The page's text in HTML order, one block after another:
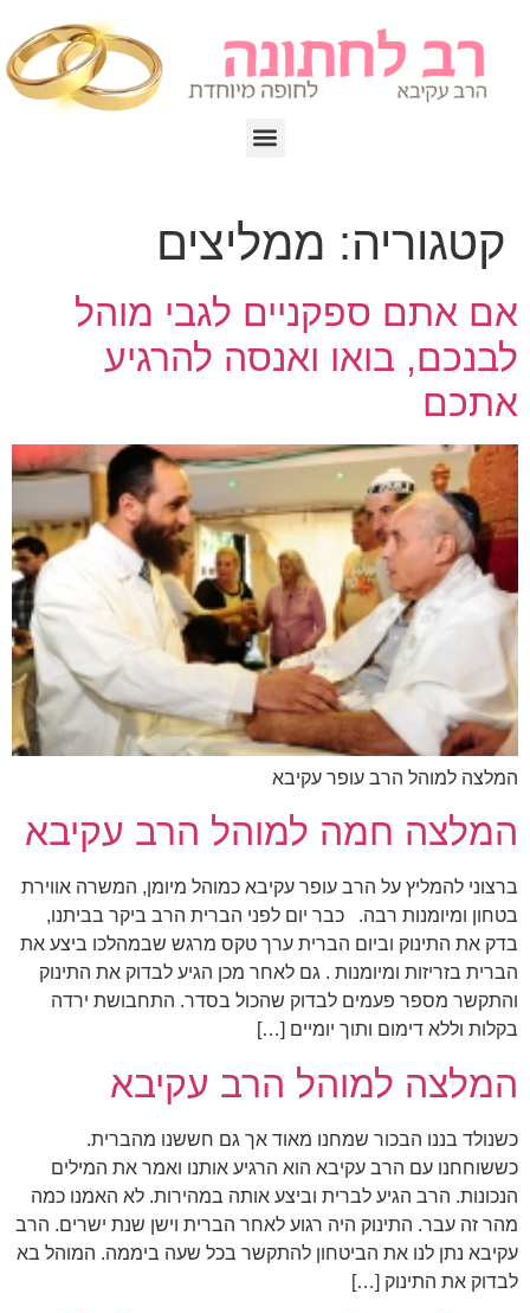
קטגוריה: ממליצים
אם אתם ספקניים לגבי מוהל
לבנכם, בואו ואנסה להרגיע
אתכם
המלצה למוהל הרב עופר עקיבא
המלצה חמה למוהל הרב עקיבא
ברצוני להמליץ על הרב עופר עקיבא כמוהל מיומן, המשרה אווירת
בטחון ומיומנות רבה. כבר יום לפני הברית הרב ביקר בביתנו,
בדק את התינוק וביום הברית ערך טקס מרגש שבמהלכו ביצע את
הברית בזריזות ומיומנות . גם לאחר מכן הגיע לבדוק את התינוק
והתקשר מספר פעמים לבדוק שהכול בסדר. התחבושת ירדה
בקלות וללא דימום ותוך יומיים […]
המלצה למוהל הרב עקיבא
כשנולד בננו הבכור שמחנו מאוד אך גם חששנו מהברית.
כששוחחנו עם הרב עקיבא הוא הרגיע אותנו ואמר את המילים
הנכונות. הרב הגיע לברית וביצע אותה במהירות. לא האמנו כמה
מהר זה עבר. התינוק היה רגוע לאחר הברית וישן שנת ישרים. הרב
עקיבא נתן לנו את הביטחון להתקשר בכל שעה ביממה. המוהל בא
לבדוק את התינוק […]